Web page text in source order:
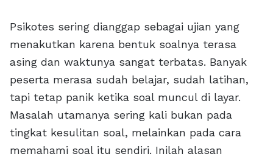
Psikotes sering dianggap sebagai ujian yang
menakutkan karena bentuk soalnya terasa
asing dan waktunya sangat terbatas. Banyak
peserta merasa sudah belajar, sudah latihan,
tapi tetap panik ketika soal muncul di layar.
Masalah utamanya sering kali bukan pada
tingkat kesulitan soal, melainkan pada cara
memahami soal itu sendiri. Inilah alasan